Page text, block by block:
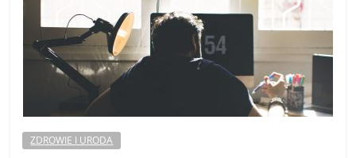
ZDROWIE I URODA